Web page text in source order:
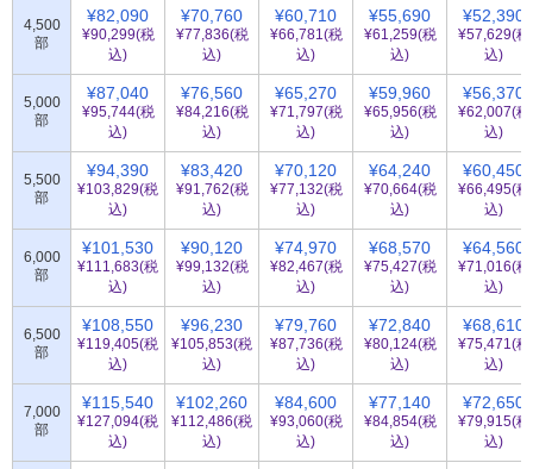
4,500
部
¥82,090
¥90,299(税
込)
¥70,760
¥77,836(税
込)
¥60,710
¥66,781(税
込)
¥55,690
¥61,259(税
込)
¥52,390
¥57,629(税
込)
5,000
部
¥87,040
¥95,744(税
込)
¥76,560
¥84,216(税
込)
¥65,270
¥71,797(税
込)
¥59,960
¥65,956(税
込)
¥56,370
¥62,007(税
込)
5,500
部
¥94,390
¥103,829(税
込)
¥83,420
¥91,762(税
込)
¥70,120
¥77,132(税
込)
¥64,240
¥70,664(税
込)
¥60,450
¥66,495(税
込)
6,000
部
¥101,530
¥111,683(税
込)
¥90,120
¥99,132(税
込)
¥74,970
¥82,467(税
込)
¥68,570
¥75,427(税
込)
¥64,560
¥71,016(税
込)
6,500
部
¥108,550
¥119,405(税
込)
¥96,230
¥105,853(税
込)
¥79,760
¥87,736(税
込)
¥72,840
¥80,124(税
込)
¥68,610
¥75,471(税
込)
7,000
部
¥115,540
¥127,094(税
込)
¥102,260
¥112,486(税
込)
¥84,600
¥93,060(税
込)
¥77,140
¥84,854(税
込)
¥72,650
¥79,915(税
込)